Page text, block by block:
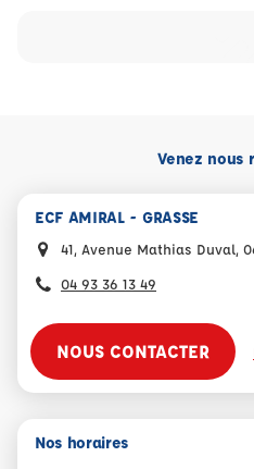
Venez nous
ECF AMIRAL - GRASSE
41, Avenue Mathias Duval,
04 93 36 13 49
NOUS CONTACTER
Nos horaires